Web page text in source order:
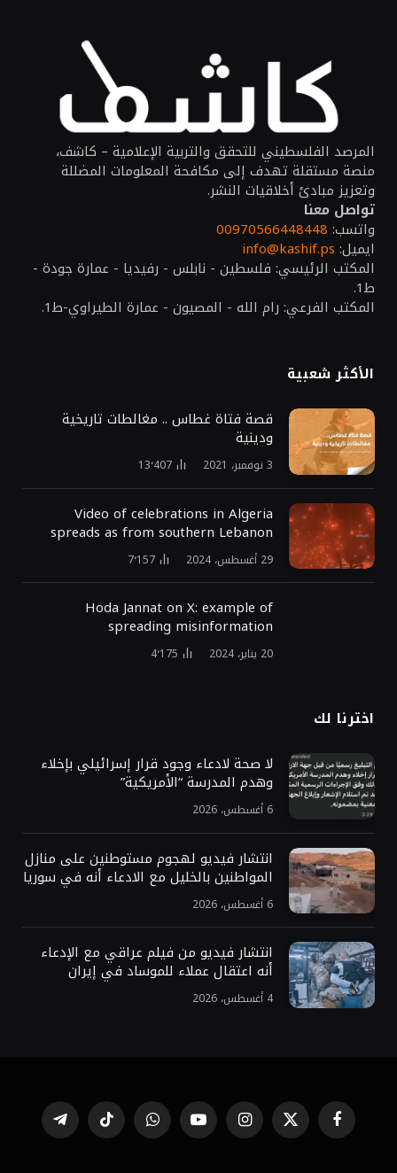
المرصد الفلسطيني للتحقق والتربية الإعلامية – كاشف،
منصة مستقلة تهدف إلى مكافحة المعلومات المضللة
وتعزيز مبادئ أخلاقيات النشر.
تواصل معنا
واتسب: 00970566448448
ايميل: info@kashif.ps
المكتب الرئيسي: فلسطين - نابلس - رفيديا - عمارة جودة -
ط1.
المكتب الفرعي: رام الله - المصيون - عمارة الطيراوي-ط1.
الأكثر شعبية
قصة فتاة غطاس .. مغالطات تاريخية
ودينية
3 نوفمبر، 2021 13٬407
Video of celebrations in Algeria
spreads as from southern Lebanon
29 أغسطس، 2024 7٬157
Hoda Jannat on X: example of
spreading misinformation
20 يناير، 2024 4٬175
اخترنا لك
لا صحة لادعاء وجود قرار إسرائيلي بإخلاء
وهدم المدرسة “الأمريكية”
6 أغسطس، 2026
انتشار فيديو لهجوم مستوطنين على منازل
المواطنين بالخليل مع الادعاء أنه في سوريا
6 أغسطس، 2026
انتشار فيديو من فيلم عراقي مع الإدعاء
أنه اعتقال عملاء للموساد في إيران
4 أغسطس، 2026
فيسبوك X
(Twitter)
الانستغراميوتيوب واتساب تيكتوك تيلقرام